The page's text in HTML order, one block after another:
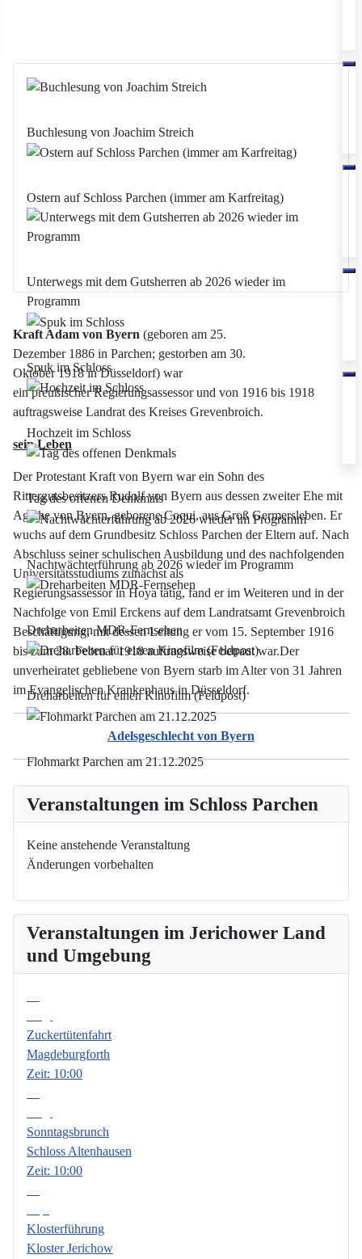
Buchlesung von Joachim Streich
Ostern auf Schloss Parchen (immer am Karfreitag)
Unterwegs mit dem Gutsherren ab 2026 wieder im
Programm
Spuk im Schloss
Hochzeit im Schloss
Tag des offenen Denkmals
Nachtwächterführung ab 2026 wieder im Programm
Dreharbeiten MDR-Fernsehen
Dreharbeiten für einen Kinofilm (Feldpost)
Flohmarkt Parchen am 21.12.2025
Veranstaltungen im Jerichower Land
und Umgebung
Zuckertütenfahrt
Magdeburgforth
Zeit: 10:00
Sonntagsbrunch
Schloss Altenhausen
Zeit: 10:00
Klosterführung
Kloster Jerichow
Kraft Adam von Byern (geboren am 25.
Dezember 1886 in Parchen; gestorben am 30.
Oktober 1918 in Düsseldorf) war
ein preußischer Regierungsassessor und von 1916 bis 1918
auftragsweise Landrat des Kreises Grevenbroich.
sein Leben
Der Protestant Kraft von Byern war ein Sohn des
Rittergutsbesitzers Rudolf von Byern aus dessen zweiter Ehe mit
Agathe von Byern, geborene Coqui, aus Groß Germersleben. Er
wuchs auf dem Grundbesitz Schloss Parchen der Eltern auf. Nach
Abschluss seiner schulischen Ausbildung und des nachfolgenden
Universitätsstudiums zunächst als
Regierungsassessor in Hoya tätig, fand er im Weiteren und in der
Nachfolge von Emil Erckens auf dem Landratsamt Grevenbroich
Beschäftigung, mit dessen Leitung er vom 15. September 1916
bis zum 28. Februar 1918 auftragsweise betraut war.Der
unverheiratet gebliebene von Byern starb im Alter von 31 Jahren
im Evangelischen Krankenhaus in Düsseldorf.
Adelsgeschlecht von Byern
Veranstaltungen im Schloss Parchen
Keine anstehende Veranstaltung
Änderungen vorbehalten